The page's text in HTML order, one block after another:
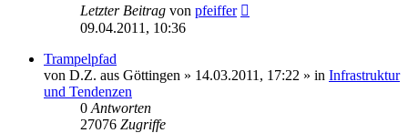
Letzter Beitrag von pfeiffer
09.04.2011, 10:36
Trampelpfad
von D.Z. aus Göttingen » 14.03.2011, 17:22 » in Infrastruktur
und Tendenzen
0 Antworten
27076 Zugriffe